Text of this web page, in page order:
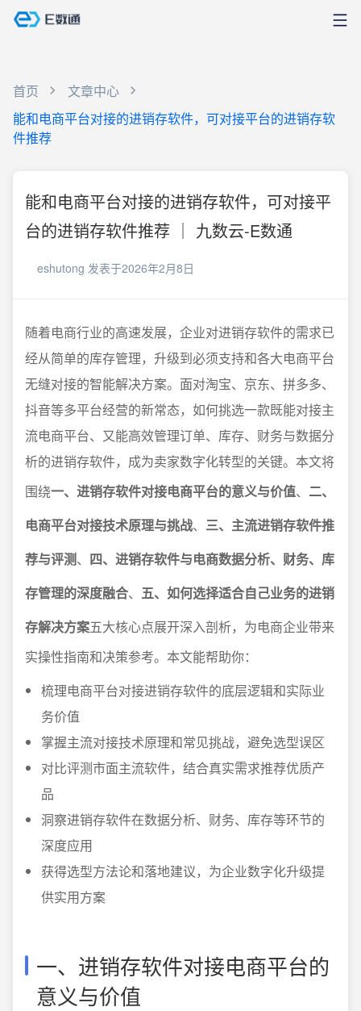
首页
文章中心
能和电商平台对接的进销存软件，可对接平台的进销存软
件推荐
能和电商平台对接的进销存软件，可对接平
台的进销存软件推荐 ｜ 九数云-E数通
eshutong 发表于2026年2月8日
随着电商行业的高速发展，企业对进销存软件的需求已
经从简单的库存管理，升级到必须支持和各大电商平台
无缝对接的智能解决方案。面对淘宝、京东、拼多多、
抖音等多平台经营的新常态，如何挑选一款既能对接主
流电商平台、又能高效管理订单、库存、财务与数据分
析的进销存软件，成为卖家数字化转型的关键。本文将
围绕一、进销存软件对接电商平台的意义与价值、 二、
电商平台对接技术原理与挑战、 三、主流进销存软件推
荐与评测、 四、进销存软件与电商数据分析、财务、库
存管理的深度融合、 五、如何选择适合自己业务的进销
存解决方案五大核心点展开深入剖析，为电商企业带来
实操性指南和决策参考。本文能帮助你：
梳理电商平台对接进销存软件的底层逻辑和实际业
务价值
掌握主流对接技术原理和常见挑战，避免选型误区
对比评测市面主流软件，结合真实需求推荐优质产
品
洞察进销存软件在数据分析、财务、库存等环节的
深度应用
获得选型方法论和落地建议，为企业数字化升级提
供实用方案
一、进销存软件对接电商平台的
意义与价值